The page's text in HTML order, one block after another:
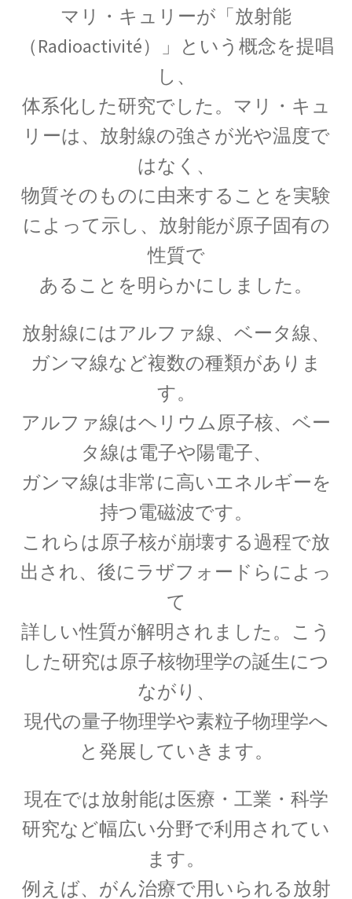
【インド独自の理解体系で学びボーズ粒子を定
式化】
W・C・レントゲン
【第一回のノーベル賞受賞者・電子の蛍光現象
を実用化】
W・C・ヴィーン
【黒体放射の研究やウィーンの法則
をもたらした物性研究の先駆者】
W・E・パウリ
【微細定数 1/137.036…｜新たな概念として排他
律とパリティーを発見】
【トピック‐初稿2020年度11月】
量子計算機実用化の波_活用事例
お問い合わせ等もろもろ _他
【書評・トピックの情報も残しま
お雇い外人のトマス・メンデンホール
【明治時代の創設期に東京大学で若者を育てま
マリ・キュリーが「放射能
（Radioactivité）」という概念を提唱
し、
体系化した研究でした。マリ・キュ
リーは、放射線の強さが光や温度で
はなく、
物質そのものに由来することを実験
によって示し、放射能が原子固有の
性質で
あることを明らかにしました。
放射線にはアルファ線、ベータ線、
ガンマ線など複数の種類がありま
す。
アルファ線はヘリウム原子核、ベー
タ線は電子や陽電子、
ガンマ線は非常に高いエネルギーを
持つ電磁波です。
これらは原子核が崩壊する過程で放
出され、後にラザフォードらによっ
て
詳しい性質が解明されました。こう
した研究は原子核物理学の誕生につ
ながり、
現代の量子物理学や素粒子物理学へ
と発展していきます。
現在では放射能は医療・工業・科学
研究など幅広い分野で利用されてい
ます。
例えば、がん治療で用いられる放射